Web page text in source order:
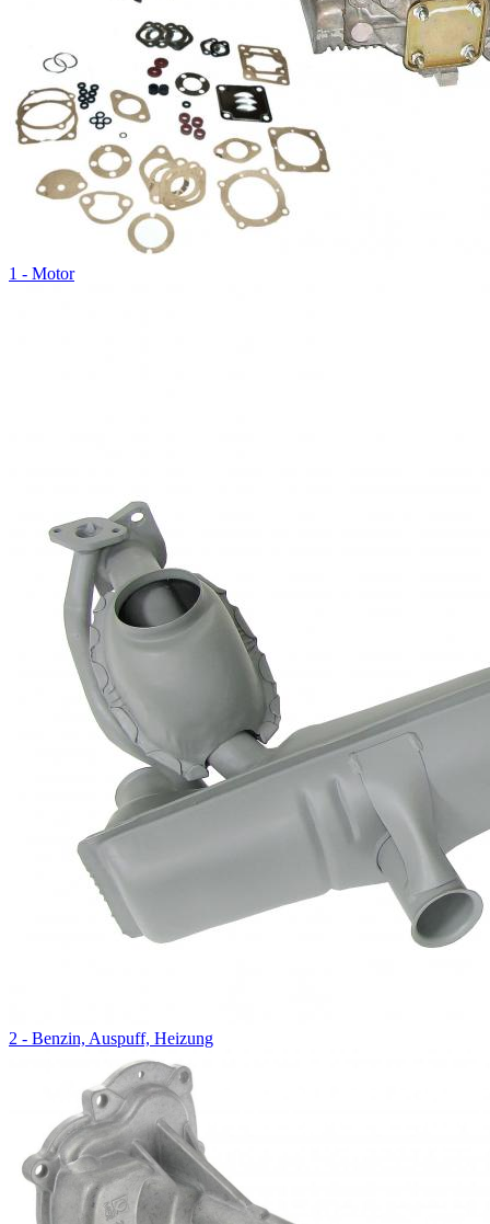
1 - Motor
2 - Benzin, Auspuff, Heizung